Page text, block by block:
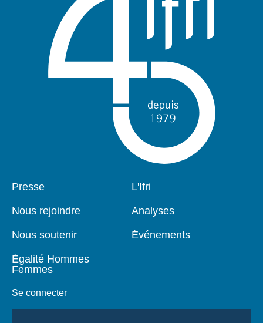
Pied
Presse
Nous rejoindre
Nous soutenir
Égalité Hommes
Femmes
Se connecter
Navigation
L'Ifri
Analyses
Événements